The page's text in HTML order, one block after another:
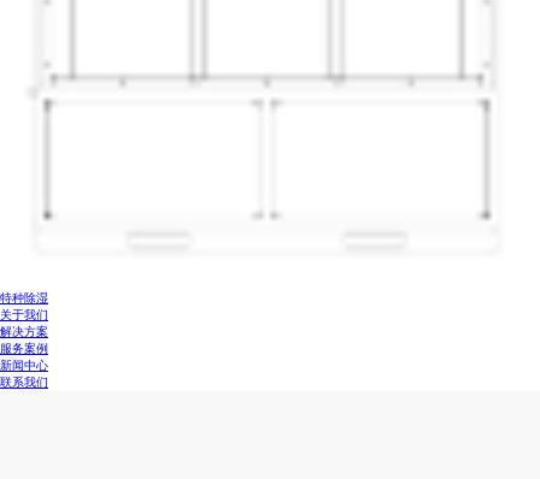
特种除湿
关于我们
解决方案
服务案例
新闻中心
联系我们